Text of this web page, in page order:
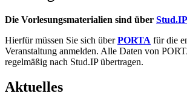
Die Vorlesungsmaterialien sind über Stud.IP
Hierfür müssen Sie sich über PORTA für die
Veranstaltung anmelden. Alle Daten von
regelmäßig nach Stud.IP übertragen.
Aktuelles